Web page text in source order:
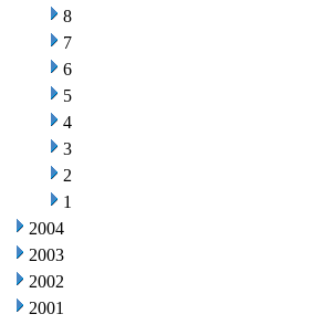
8
7
6
5
4
3
2
1
2004
2003
2002
2001